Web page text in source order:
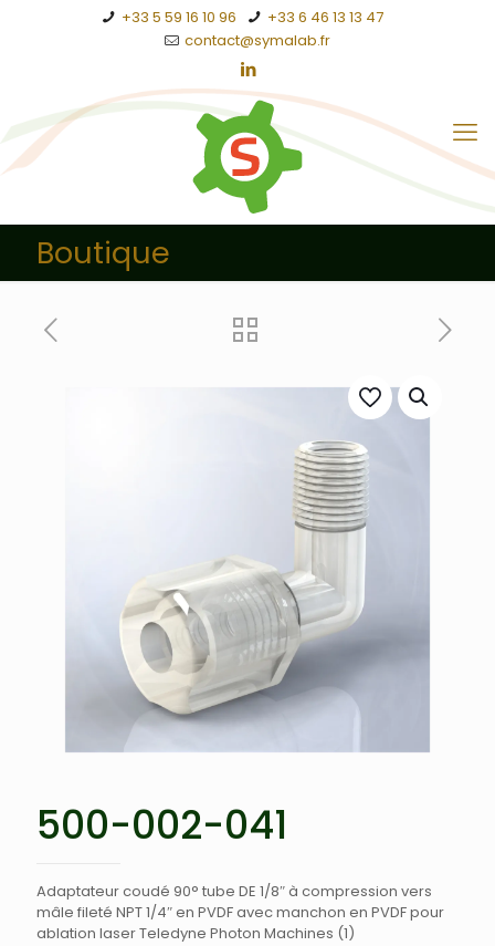
+33 5 59 16 10 96
+33 6 46 13 13 47
contact@symalab.fr
Boutique
500-002-041
Adaptateur coudé 90° tube DE 1/8″ à compression vers
mâle fileté NPT 1/4″ en PVDF avec manchon en PVDF pour
ablation laser Teledyne Photon Machines (1)